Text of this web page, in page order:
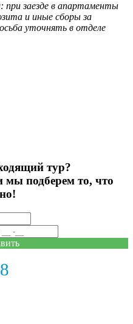
заезде в апартаменты
и иные сборы за
уточнять в отделе
тур?
мы подберем то, что